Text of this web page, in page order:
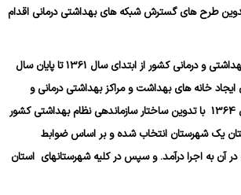
طرح های گسترش شبکه های بهداشتی درمانی اقدام
جریان تدوین شبکه های بهداشتی و درمانی کشور از ابتدای سال 1361 تا پایان سال
ایجاد خانه های بهداشت و مراکز بهداشتی درمانی و
با تدوین ساختار سازماندهی نظام بهداشتی کشور
یک شهرستان انتخاب شده و بر اساس ضوابط
به اجرا درآمد. و سپس در کلیه شهرستانهای استان